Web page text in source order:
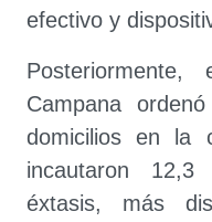
efectivo y
Campana
domicilios en la
incautaron
éxtasis, más